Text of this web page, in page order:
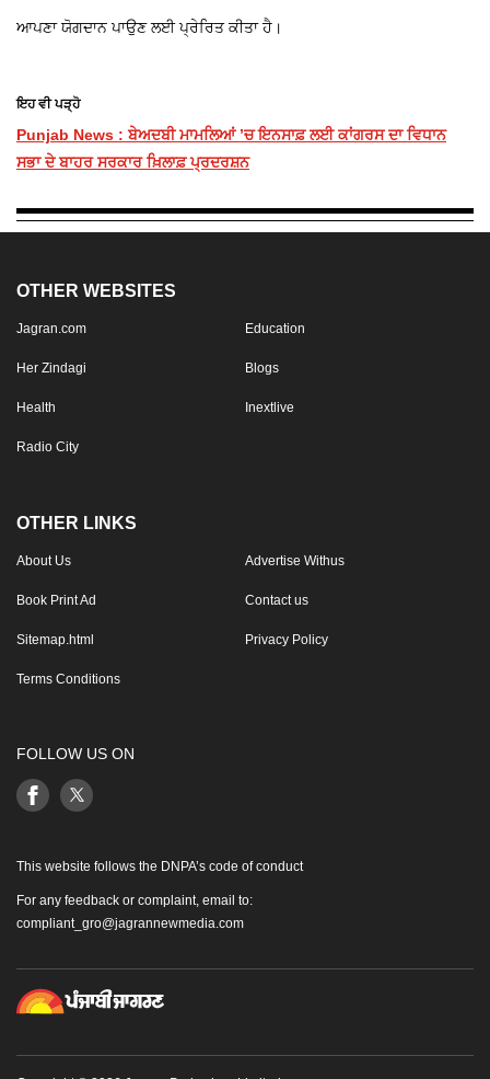
ਆਪਣਾ ਯੋਗਦਾਨ ਪਾਉਣ ਲਈ ਪ੍ਰੇਰਿਤ ਕੀਤਾ ਹੈ।
ਇਹ ਵੀ ਪੜ੍ਹੋ
Punjab News : ਬੇਅਦਬੀ ਮਾਮਲਿਆਂ ’ਚ ਇਨਸਾਫ਼ ਲਈ ਕਾਂਗਰਸ ਦਾ ਵਿਧਾਨ
ਸਭਾ ਦੇ ਬਾਹਰ ਸਰਕਾਰ ਖ਼ਿਲਾਫ਼ ਪ੍ਰਦਰਸ਼ਨ
OTHER WEBSITES
Jagran.com Education
Her Zindagi Blogs
Health Inextlive
Radio City
OTHER LINKS
About Us Advertise Withus
Book Print Ad Contact us
Sitemap.html Privacy Policy
Terms Conditions
FOLLOW US ON
This website follows the DNPA’s code of conduct
For any feedback or complaint, email to:
compliant_gro@jagrannewmedia.com